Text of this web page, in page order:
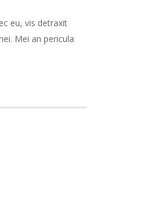
eu, vis detraxit
Mei an pericula